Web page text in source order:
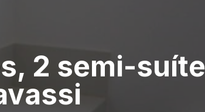
2 semi-